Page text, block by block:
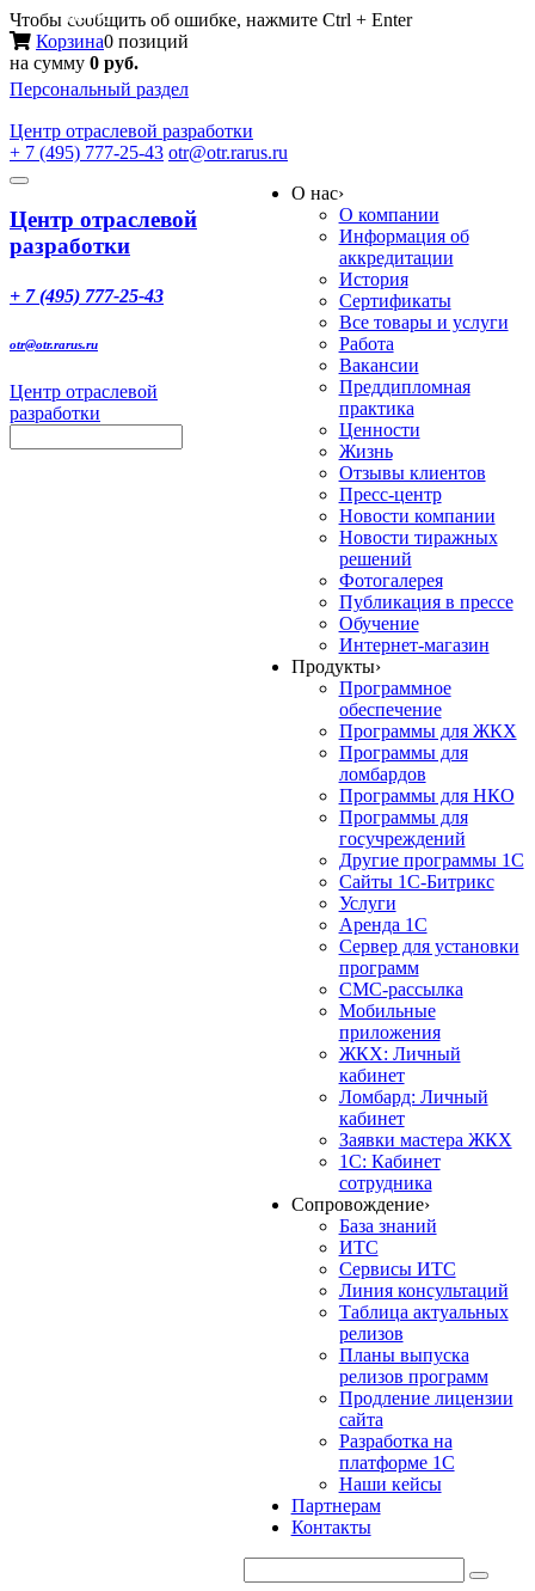
Чтобы сообщить об ошибке, нажмите Ctrl + Enter
Корзина0 позиций
на сумму 0 руб.
Персональный раздел
Центр отраслевой разработки
+ 7 (495) 777-25-43 otr@otr.rarus.ru
Toggle
Меню
Центр отраслевой
разработки
+ 7 (495) 777-25-43
otr@otr.rarus.ru
Центр отраслевой
разработки
О нас›
О компании
Информация об
аккредитации
История
Сертификаты
Все товары и услуги
Работа
Вакансии
Преддипломная
практика
Ценности
Жизнь
Отзывы клиентов
Пресс-центр
Новости компании
Новости тиражных
решений
Фотогалерея
Публикация в прессе
Обучение
Интернет-магазин
Продукты›
Программное
обеспечение
Программы для ЖКХ
Программы для
ломбардов
Программы для НКО
Программы для
госучреждений
Другие программы 1С
Сайты 1С-Битрикс
Услуги
Аренда 1С
Сервер для установки
программ
СМС-рассылка
Мобильные
приложения
ЖКХ: Личный
кабинет
Ломбард: Личный
кабинет
Заявки мастера ЖКХ
1С: Кабинет
сотрудника
Сопровождение›
База знаний
ИТС
Сервисы ИТС
Линия консультаций
Таблица актуальных
релизов
Планы выпуска
релизов программ
Продление лицензии
сайта
Разработка на
платформе 1С
Наши кейсы
Партнерам
Контакты